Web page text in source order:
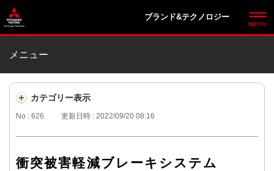
ブランド&テクノロジー
メニュー
カテゴリー表示
No : 626 更新日時 : 2022/09/20 08:16
衝突被害軽減ブレーキシステム